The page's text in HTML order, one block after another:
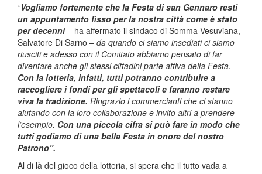
“Vogliamo fortemente che la Festa di san Gennaro resti
un appuntamento fisso per la nostra città come è stato
per decenni– ha affermato il sindaco di Somma Vesuviana,
Salvatore Di Sarno – da quando ci siamo insediati ci siamo
riusciti e adesso con il Comitato abbiamo pensato di far
diventare anche gli stessi cittadini parte attiva della Festa.
Con la lotteria, infatti, tutti potranno contribuire a
raccogliere i fondi per gli spettacoli e faranno restare
viva la tradizione. Ringrazio i commercianti che ci stanno
aiutando con la loro collaborazione e invito altri a prendere
l’esempio. Con una piccola cifra si può fare in modo che
tutti godiamo di una bella Festa in onore del nostro
Patrono”.
Al di là del gioco della lotteria, si spera che il tutto vada a